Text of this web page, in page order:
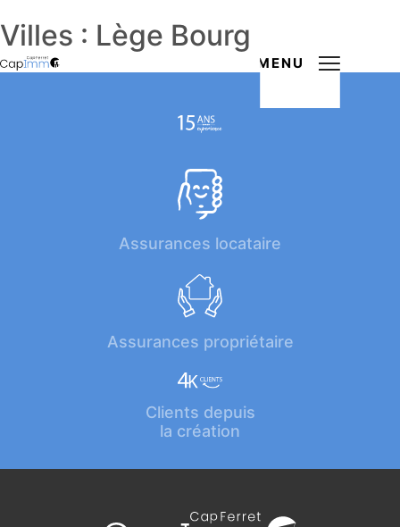
MENU
Villes : Lège Bourg
Assurances locataire
Assurances propriétaire
Clients depuis
la création